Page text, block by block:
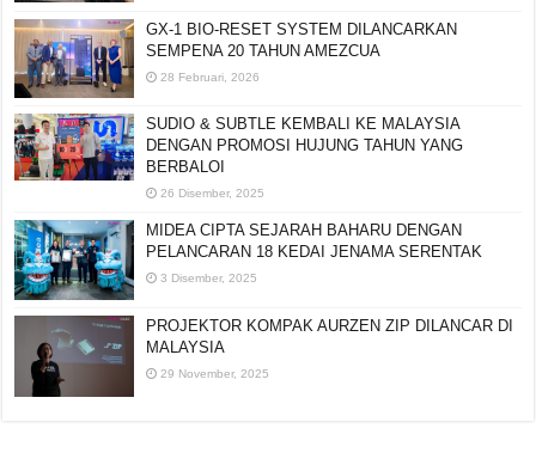
GX-1 BIO-RESET SYSTEM DILANCARKAN
SEMPENA 20 TAHUN AMEZCUA
28 Februari, 2026
SUDIO & SUBTLE KEMBALI KE MALAYSIA
DENGAN PROMOSI HUJUNG TAHUN YANG
BERBALOI
26 Disember, 2025
MIDEA CIPTA SEJARAH BAHARU DENGAN
PELANCARAN 18 KEDAI JENAMA SERENTAK
3 Disember, 2025
PROJEKTOR KOMPAK AURZEN ZIP DILANCAR DI
MALAYSIA
29 November, 2025